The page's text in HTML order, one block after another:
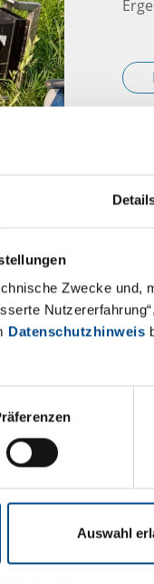
Zwecke und,
Datenschutzhinweis
Auswahl